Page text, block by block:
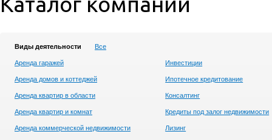
Виды деятельности Все
Аренда гаражей
Аренда домов и коттеджей
Аренда квартир в области
Аренда квартир и комнат
Аренда коммерческой недвижимости
Инвестиции
Ипотечное кредитование
Консалтинг
Кредиты под залог недвижимости
Лизинг